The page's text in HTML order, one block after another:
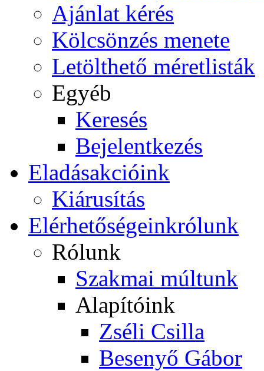
Ajánlat kérés
Kölcsönzés menete
Letölthető méretlisták
Egyéb
Keresés
Bejelentkezés
Eladásakcióink
Kiárusítás
Elérhetőségeinkrólunk
Rólunk
Szakmai múltunk
Alapítóink
Zséli Csilla
Besenyő Gábor